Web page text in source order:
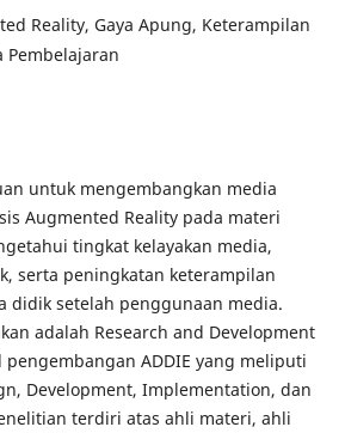
Reality, Gaya Apung, Keterampilan
Pembelajaran
untuk mengembangkan media
Augmented Reality pada materi
tingkat kelayakan media,
serta peningkatan keterampilan
didik setelah penggunaan media.
adalah Research and Development
pengembangan ADDIE yang meliputi
Development, Implementation, dan
terdiri atas ahli materi, ahli